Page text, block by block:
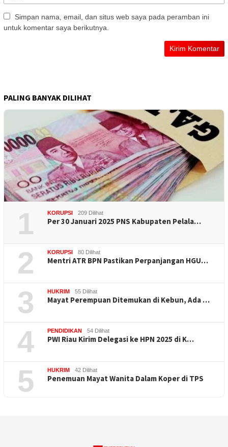
Simpan nama, email, dan situs web saya pada peramban ini
untuk komentar saya berikutnya.
PALING BANYAK DILIHAT
1 KORUPSI 209 Dilihat
Per 30 Januari 2025 PNS Kabupaten Pelala…
2 KORUPSI 80 Dilihat
Mentri ATR BPN Pastikan Perpanjangan HGU…
3 HUKRIM 55 Dilihat
Mayat Perempuan Ditemukan di Kebun, Ada …
4 PENDIDIKAN 54 Dilihat
PWI Riau Kirim Delegasi ke HPN 2025 di K…
5 HUKRIM 42 Dilihat
Penemuan Mayat Wanita Dalam Koper di TPS